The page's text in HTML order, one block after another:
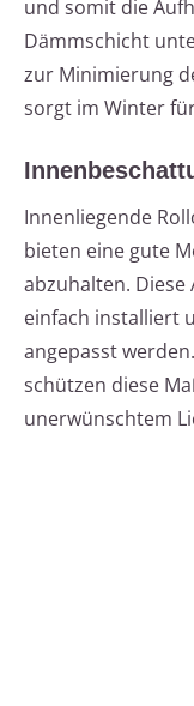
und somit die
Dämmschicht
zur Minimierung
sorgt im Winter
Innenliegende
bieten eine gute
abzuhalten. Diese
einfach installiert
angepasst
schützen diese
unerwünschtem